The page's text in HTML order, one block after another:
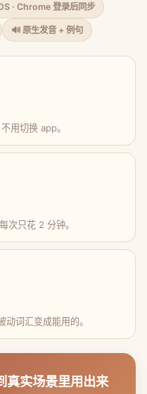
· Chrome 登录后同步
🔊 原生发音 + 例句
用切换 app。
次只花 2 分钟。
词汇变成能用的。
实场景里用出来